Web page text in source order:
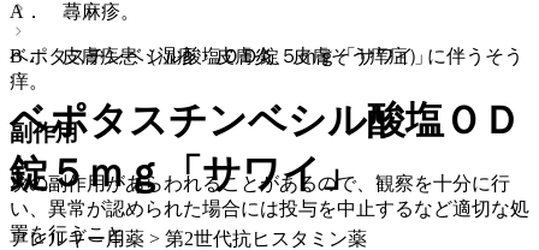
A． 蕁麻疹。
B． 皮膚疾患（湿疹・皮膚炎、皮膚そう痒症）に伴うそう
痒。
副作用
次の副作用があらわれることがあるので、観察を十分に行
い、異常が認められた場合には投与を中止するなど適切な処
置を行うこと。
ベポタスチンベシル酸塩ＯＤ錠５ｍｇ「サワイ」
ベポタスチンベシル酸塩ＯＤ
錠５ｍｇ「サワイ」
アレルギー用薬 > 第2世代抗ヒスタミン薬